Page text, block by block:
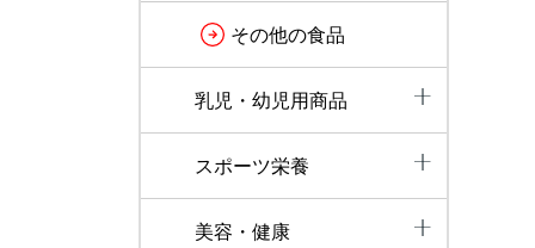
その他の食品
乳児・幼児用商品
スポーツ栄養
美容・健康